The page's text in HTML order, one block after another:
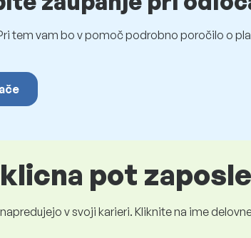
tem vam bo v pomoč podrobno poročilo o
pot
v svoji karieri. Kliknite na ime